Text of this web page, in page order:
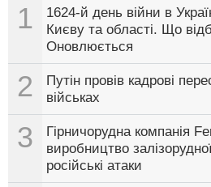
1
1624-й день війни в
Києву та області. Що
Оновлюється
2
Путін провів кадрові
військах
3
Гірничорудна компанія
виробництво
російські атаки